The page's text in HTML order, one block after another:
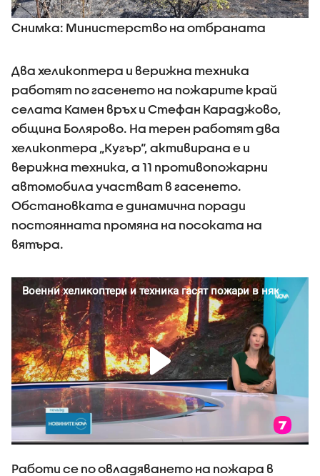
Снимка: Министерство на отбраната
Два хеликоптера и верижна техника
работят по гасенето на пожарите край
селата Камен връх и Стефан Караджово,
община Болярово. На терен работят два
хеликоптера „Кугър“, активирана е и
верижна техника, а 11 противопожарни
автомобила участват в гасенето.
Обстановката е динамична поради
постоянната промяна на посоката на
вятъра.
Работи се по овладяването на пожара в